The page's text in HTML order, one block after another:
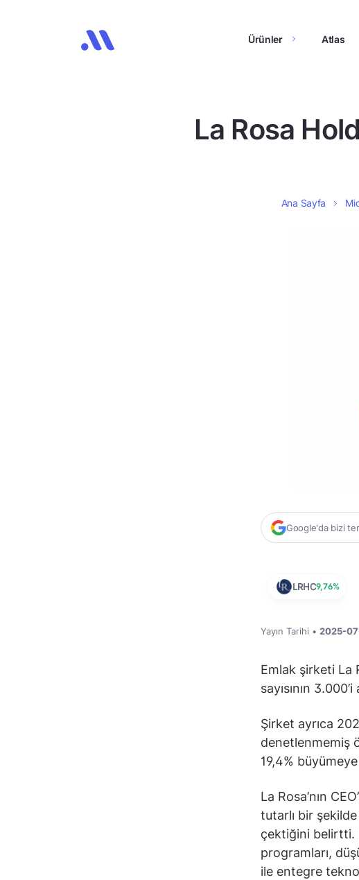
Ürünler Atlas
La Rosa
Ana Sayfa
Google'da bizi
LRHC9,76%
Yayın Tarihi • 2025-
Emlak şirketi La
sayısının
Şirket ayrıca
denetlenmemiş
19,4%
La Rosa’nın
tutarlı bir
çektiğini belirtti.
programları,
ile entegre